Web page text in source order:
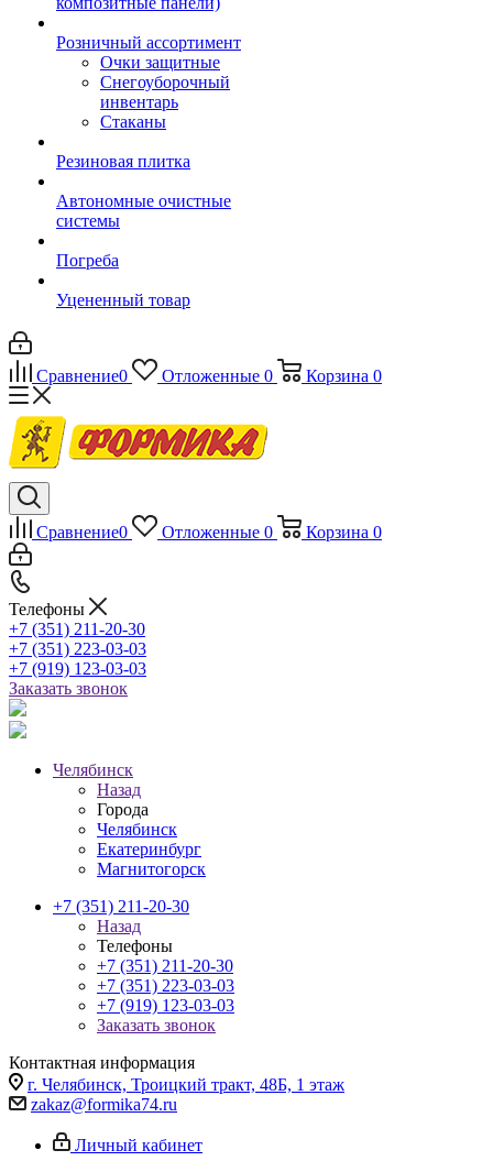
Розничный ассортимент
Очки защитные
Снегоуборочный
инвентарь
Стаканы
Резиновая плитка
Автономные очистные
системы
Погреба
Уцененный товар
Сравнение0 Отложенные 0 Корзина 0
Сравнение0 Отложенные 0 Корзина 0
Телефоны
+7 (351) 211-20-30
+7 (351) 223-03-03
+7 (919) 123-03-03
Заказать звонок
Челябинск
Назад
Города
Челябинск
Екатеринбург
Магнитогорск
+7 (351) 211-20-30
Назад
Телефоны
+7 (351) 211-20-30
+7 (351) 223-03-03
+7 (919) 123-03-03
Заказать звонок
Контактная информация
г. Челябинск, Троицкий тракт, 48Б, 1 этаж
zakaz@formika74.ru
Личный кабинет